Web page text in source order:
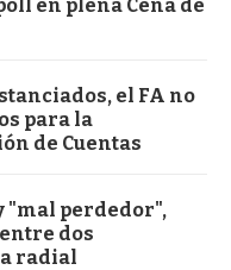
en plena Cena de
el FA no
para la
de Cuentas
"mal perdedor",
dos
radial